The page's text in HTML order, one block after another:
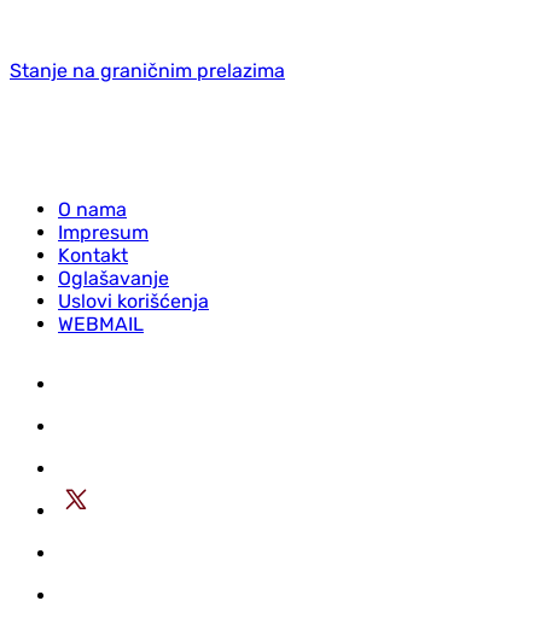
Stanje na graničnim prelazima
O nama
Impresum
Kontakt
Oglašavanje
Uslovi korišćenja
WEBMAIL